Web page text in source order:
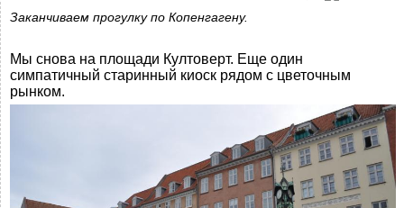
Заканчиваем прогулку по Копенгагену.
Мы снова на площади Култоверт. Еще один
симпатичный старинный киоск рядом с цветочным
рынком.